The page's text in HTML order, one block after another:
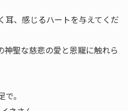
耳、感じるハートを与えてくだ
神聖な慈悲の愛と恩寵に触れら
。